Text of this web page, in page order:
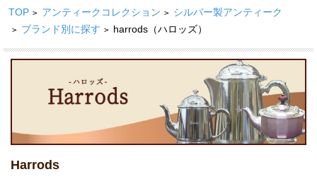
TOP > アンティークコレクション > シルバー製アンティーク
> ブランド別に探す > harrods（ハロッズ）
Harrods